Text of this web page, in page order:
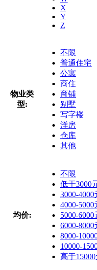
X
Y
Z
物业类
型:
不限
普通住宅
公寓
商住
商铺
别墅
写字楼
洋房
仓库
其他
均价:
不限
低于3000
3000-4000
4000-5000
5000-6000
6000-8000
8000-
10000-
高于